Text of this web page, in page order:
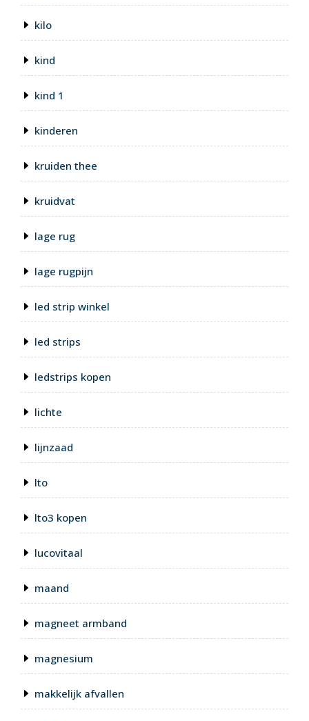
kilo
kind
kind 1
kinderen
kruiden thee
kruidvat
lage rug
lage rugpijn
led strip winkel
led strips
ledstrips kopen
lichte
lijnzaad
lto
lto3 kopen
lucovitaal
maand
magneet armband
magnesium
makkelijk afvallen